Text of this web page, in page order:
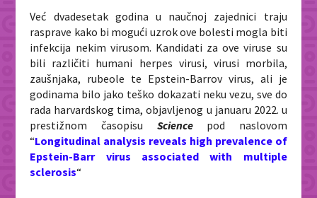
Već dvadesetak godina u naučnoj zajednici traju
rasprave kako bi mogući uzrok ove bolesti mogla biti
infekcija nekim virusom. Kandidati za ove viruse su
bili različiti humani herpes virusi, virusi morbila,
zaušnjaka, rubeole te Epstein-Barrov virus, ali je
godinama bilo jako teško dokazati neku vezu, sve do
rada harvardskog tima, objavljenog u januaru 2022. u
prestižnom časopisu Sciencepod naslovom
“Longitudinal analysis reveals high prevalence of
Epstein-Barr virus associated with multiple
sclerosis“